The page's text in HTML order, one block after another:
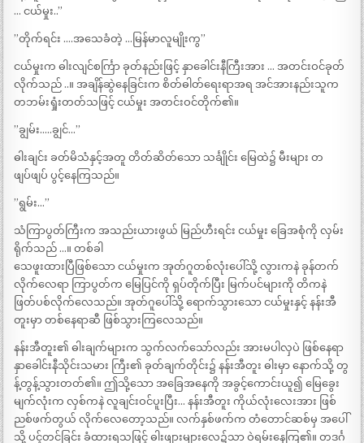
… ငယ်မှုး..”
”တိုက်ရင်း ….အသေခံတဲ့ …မြန်မာလူမျိုးကွ”
ငယ်မှုးက ဓါးလျင်စင်္ကြာ ခုတ်နည်းဖြင့် နှာခေါင်းနီကြီးအား … အတင်းဝင်ခုတ်
လိုက်သည် ..။ အချိန်ဆွဲနေခြင်းက စိတ်ဓါတ်ရေးရာအရ အင်အားနည်းသူက
တဘမ်းရှုံးတတ်သဖြင့် ငယ်မှုး အတင်းဝင်တိုက်၏။
”ချွမ်း…..ချွင်…”
ဓါးချင်း ခတ်မိသံနှင့်အတူ တိတ်ဆိတ်သော သင်္ချိုင်း မြေထဲ၌ မီးများ တ
ဖျပ်ဖျပ် ပွင့်နေကြသည်။
”ရွမ်း…”
သံကြာပွတ်ကြီးက အသည်းယားဖွယ် မြည်ဟီးရင်း ငယ်မှုး ခြေအစုံကို လှမ်း
ရိုက်သည် …။ တစ်ခါ
သေဖူးထားပြီဖြစ်သော ငယ်မှုးက အုတ်ဂူတစ်လုံးပေါ်သို့ လွားကနဲ ခုန်တက်
လိုက်လေရာ ကြာပွတ်က မြေပြင်ကို ရှပ်တိုက်ပြီး မြက်ပင်များကို တိကနဲ
ဖြတ်ပစ်လိုက်လေသည်။ အုတ်ဂူပေါ်သို့ ရောက်သွားသော ငယ်မှုးနှင့် နန်းအီ
တူးမှာ တစ်နေရာဆီ ဖြစ်သွားကြလေသည်။
နန်းအီတူး၏ ဓါးချက်များက သွက်လက်သော်လည်း အားမပါလှပဲ ဖြစ်နေရာ
နှာခေါင်းနီသိုင်းသမား ကြီး၏ ခုတ်ချက်တိုင်း၌ နန်းအီတူး ဓါးမှာ နောက်သို့ တွ
န့်တွန့်သွားတတ်၏။ ဤသို့သော အခြေအနေကို အခွင့်ကောင်းယူ၍ မြေခွေး
မျက်လုံးက လှစ်ကနဲ လူချင်းဝင်ပူးပြီး… နန်းအီတူး ကိုယ်လုံးလေးအား ဖြစ်
ညစ်ဖက်တွယ် လိုက်လေတော့သည်။ လက်နှစ်ဖက်က တံတောင်ဆစ်မှ အပေါ်
သို့ ပင့်တင်ခြင်း ခံထားရသဖြင့် ဓါးဖျားများလေ၌သာ ဝဲရမ်းနေကြ၏။ တဒင်္ဂ